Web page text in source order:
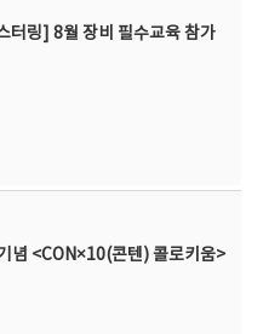
터링] 8월 장비 필수교육 참가
념 <CON×10(콘텐) 콜로키움>